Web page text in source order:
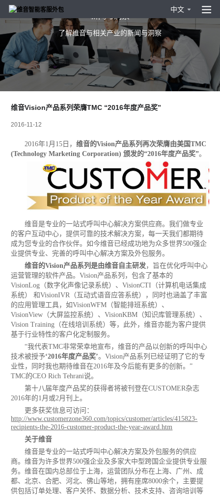
中文
了解维音与相关产业的新闻与洞察
维音Vision产品系列荣膺TMC “2016年度产品奖”
2016-11-12
2016年1月15日，维音的Vision产品系列再次荣膺由美国TMC
(Technology Marketing Corporation) 颁发的“2016年度产品奖”。
维音是专业的一站式呼叫中心解决方案供应商。我们做专业
的客户互动中心，提供可靠的技术解决方案，每一天我们都期待
成为您专业的合作伙伴。如今维音已经成功地为众多世界500强企
业提供专业、完善的呼叫中心解决方案及外包服务。
维音的Vision产品系列是由维音自主研发，旨在优化呼叫中心
运营管理的软件产品。Vision产品系列，包含了基本的
VisionLog（数字化声像记录系统）、VisionCTI（计算机电话集成
系统） 和VisionIVR（互动式语音应答系统），同时也涵盖了丰富
的应用管理工具，如VisionWFM（智能排班系统）、
VisionView（大屏监控系统）、VisionKBM（知识库管理系统）、
Vision Training（在线培训系统）等，此外，维音亦能为客户提供
基于行业特性的客户化定制服务。
“我代表TMC非常荣幸地宣布，维音的产品以创新的呼叫中心
技术被授予‘2016年度产品奖’。Vision产品系列已经证明了它的专
业性，同时我也期待维音在2016年及今后能有更多的创新。”
TMC的CEO Rich Tehrani说。
第十八届年度产品奖的获得者将被刊登在CUSTOMER杂志
2016年的1月或2月刊上。
更多获奖信息可访问：
http://www.customerzone360.com/topics/customer/articles/415823-
recipients-the-2016-customer-product-the-year-award.htm
关于维音
维音是专业的一站式呼叫中心解决方案及外包服务的供应
商。维音为许多世界500强企业及多家大中型跨国企业提供专业服
务。维音在国内总部位于上海，运营团队分布在上海、广州、成
都、北京、合肥、河北、佛山等地，拥有座席8000余个，主要提
供包括订单处理、客户关怀、数据分析、技术支持、咨询培训等